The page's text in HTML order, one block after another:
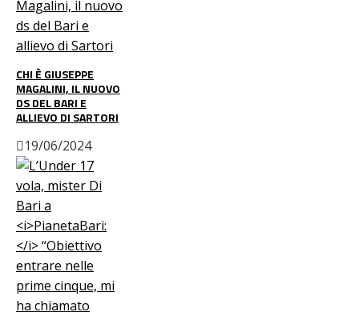
CHI È GIUSEPPE
MAGALINI, IL NUOVO
DS DEL BARI E
ALLIEVO DI SARTORI
19/06/2024